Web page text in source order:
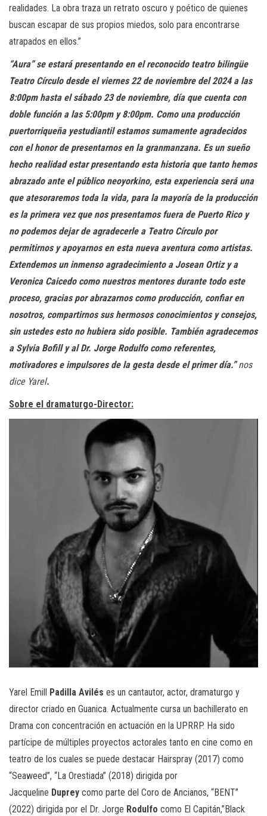
realidades. La obra traza un retrato oscuro y poético de quienes
buscan escapar de sus propios miedos, solo para encontrarse
atrapados en ellos.”
“Aura” se estará presentando en el reconocido teatro bilingüe
Teatro Círculo desde el viernes 22 de noviembre del 2024 a las
8:00pm hasta el sábado 23 de noviembre, día que cuenta con
doble función a las 5:00pm y 8:00pm. Como una producción
puertorriqueña yestudiantil estamos sumamente agradecidos
con el honor de presentarnos en la granmanzana. Es un sueño
hecho realidad estar presentando esta historia que tanto hemos
abrazado ante el público neoyorkino, esta experiencia será una
que atesoraremos toda la vida, para la mayoría de la producción
es la primera vez que nos presentamos fuera de Puerto Rico y
no podemos dejar de agradecerle a Teatro Círculo por
permitirnos y apoyarnos en esta nueva aventura como artistas.
Extendemos un inmenso agradecimiento a Josean Ortiz y a
Veronica Caicedo como nuestros mentores durante todo este
proceso, gracias por abrazarnos como producción, confiar en
nosotros, compartirnos sus hermosos conocimientos y consejos,
sin ustedes esto no hubiera sido posible. También agradecemos
a Sylvia Bofill y al Dr. Jorge Rodulfo como referentes,
motivadores e impulsores de la gesta desde el primer día.”nos
dice Yarel.
Sobre el dramaturgo-Director:
Yarel Emill Padilla Avilés es un cantautor, actor, dramaturgo y
director criado en Guanica. Actualmente cursa un bachillerato en
Drama con concentración en actuación en la UPRRP. Ha sido
partícipe de múltiples proyectos actorales tanto en cine como en
teatro de los cuales se puede destacar Hairspray (2017) como
“Seaweed”, “La Orestiada” (2018) dirigida por
Jacqueline Duprey como parte del Coro de Ancianos, “BENT”
(2022) dirigida por el Dr. Jorge Rodulfo como El Capitán,”Black